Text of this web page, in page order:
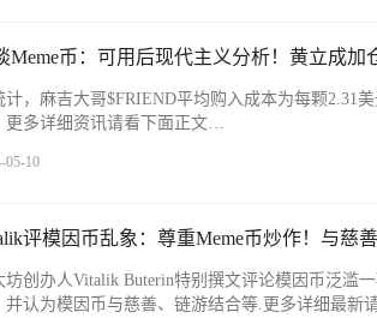
Meme币：可用后现代主义分析！黄立成加
计，麻吉大哥$FRIEND平均购入成本为每颗2.31
更多详细资讯请看下面正文…
05-10
评模因币乱象：尊重Meme币炒作！与慈
坊创办人Vitalik Buterin特别撰文评论模因币泛滥
并认为模因币与慈善、链游结合等.更多详细最新